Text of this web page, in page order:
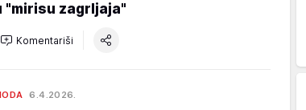
"mirisu zagrljaja"
Komentariši
6.4.2026.